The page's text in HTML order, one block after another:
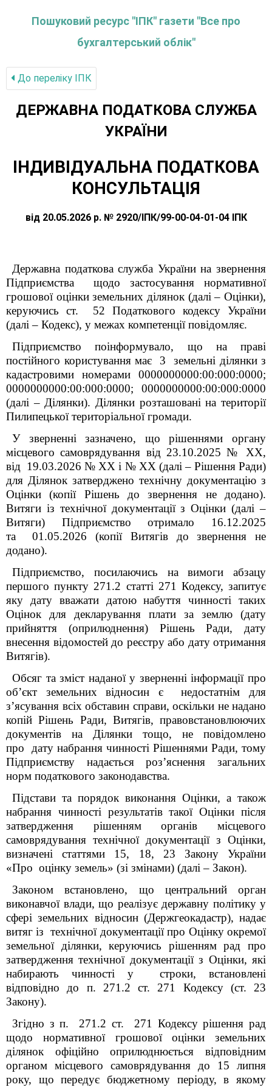
Пошуковий ресурс "ІПК" газети "Все про
бухгалтерський облік"
До переліку IПК
ДЕРЖАВНА ПОДАТКОВА СЛУЖБА
УКРАЇНИ
ІНДИВІДУАЛЬНА ПОДАТКОВА
КОНСУЛЬТАЦІЯ
від 20.05.2026 р. № 2920/ІПК/99-00-04-01-04 ІПК
Державна податкова служба України на звернення
Підприємства щодо застосування нормативної
грошової оцінки земельних ділянок (далі – Оцінки),
керуючись ст. 52 Податкового кодексу України
(далі – Кодекс), у межах компетенції повідомляє.
Підприємство поінформувало, що на праві
постійного користування має 3 земельні ділянки з
кадастровими номерами 0000000000:00:000:0000;
0000000000:00:000:0000; 0000000000:00:000:0000
(далі – Ділянки). Ділянки розташовані на території
Пилипецької територіальної громади.
У зверненні зазначено, що рішеннями органу
місцевого самоврядування від 23.10.2025 № ХХ,
від 19.03.2026 № ХХ і № ХХ (далі – Рішення Ради)
для Ділянок затверджено технічну документацію з
Оцінки (копії Рішень до звернення не додано).
Витяги із технічної документації з Оцінки (далі –
Витяги) Підприємство отримало 16.12.2025
та 01.05.2026 (копії Витягів до звернення не
додано).
Підприємство, посилаючись на вимоги абзацу
першого пункту 271.2 статті 271 Кодексу, запитує
яку дату вважати датою набуття чинності таких
Оцінок для декларування плати за землю (дату
прийняття (оприлюднення) Рішень Ради, дату
внесення відомостей до реєстру або дату отримання
Витягів).
Обсяг та зміст наданої у зверненні інформації про
об’єкт земельних відносин є недостатнім для
з’ясування всіх обставин справи, оскільки не надано
копій Рішень Ради, Витягів, правовстановлюючих
документів на Ділянки тощо, не повідомлено
про дату набрання чинності Рішеннями Ради, тому
Підприємству надається роз’яснення загальних
норм податкового законодавства.
Підстави та порядок виконання Оцінки, а також
набрання чинності результатів такої Оцінки після
затвердження рішенням органів місцевого
самоврядування технічної документації з Оцінки,
визначені статтями 15, 18, 23 Закону України
«Про оцінку земель» (зі змінами) (далі – Закон).
Законом встановлено, що центральний орган
виконавчої влади, що реалізує державну політику у
сфері земельних відносин (Держгеокадастр), надає
витяг із технічної документації про Оцінку окремої
земельної ділянки, керуючись рішенням рад про
затвердження технічної документації з Оцінки, які
набирають чинності у строки, встановлені
відповідно до п. 271.2 ст. 271 Кодексу (ст. 23
Закону).
Згідно з п. 271.2 ст. 271 Кодексу рішення рад
щодо нормативної грошової оцінки земельних
ділянок офіційно оприлюднюється відповідним
органом місцевого самоврядування до 15 липня
року, що передує бюджетному періоду, в якому